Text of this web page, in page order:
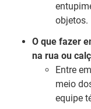
objetos.
O que fazer
na rua ou
Entre
meio
equipe